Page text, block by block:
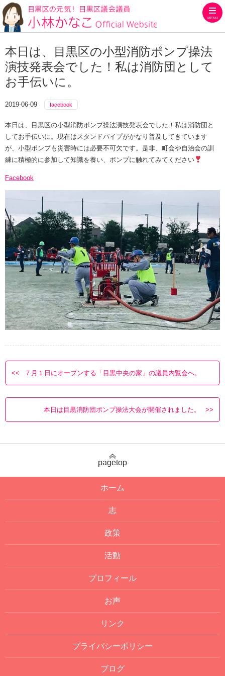
MENU
本日は、目黒区の小型消防ポンプ操法
演技発表会でした！私は消防団として
お手伝いに。
2019-06-09 facebook
本日は、目黒区の小型消防ポンプ操法演技発表会でした！私は消防団と
してお手伝いに。現在はスタンドパイプがかなり普及してきています
が、小型ポンプも災害時には必要不可欠です。是非、町会や自治会の訓
練に積極的に参加して知識を養い、ポンプに触れてみてください
Facebook
７月１日にオープンする「目黒中央の家」の議員内覧会へ。
本日は目黒消防団ポンプ操法大会が開催されました。
pagetop
ホーム
志
政策
活動
プロフィール
お声
リンク
プライバシーポリシー
ブログ